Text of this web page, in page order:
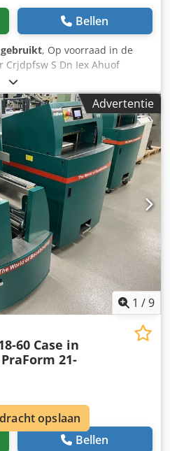
Bellen
gebruikt, Op voorraad in de
Crjdpfsw S Dn Iex Ahuof
Advertentie
1 /9
60 Case in
21-
Bellen
opslaan